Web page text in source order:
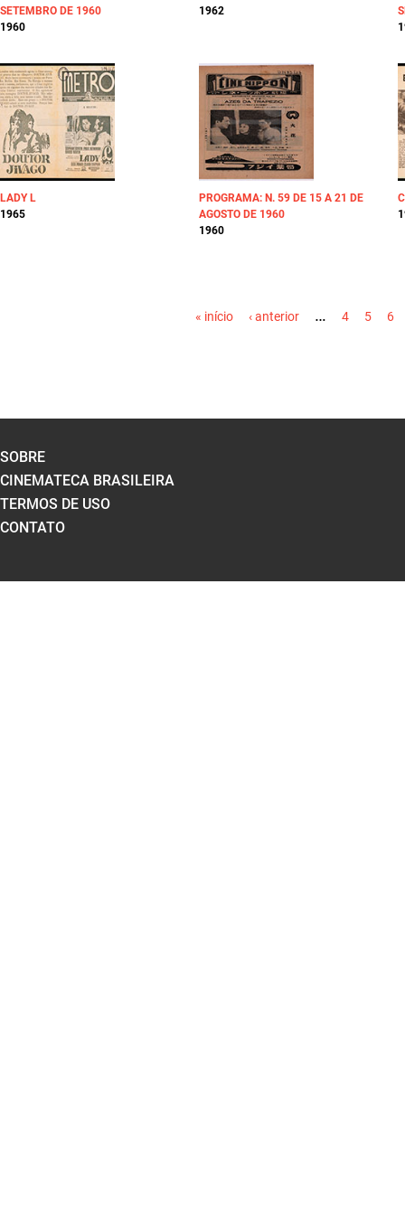
SETEMBRO DE 1960
1960
1962
LADY L
1965
PROGRAMA: N. 59 DE 15 A 21 DE
AGOSTO DE 1960
1960
« início ‹ anterior … 4 5 6
SOBRE
CINEMATECA BRASILEIRA
TERMOS DE USO
CONTATO